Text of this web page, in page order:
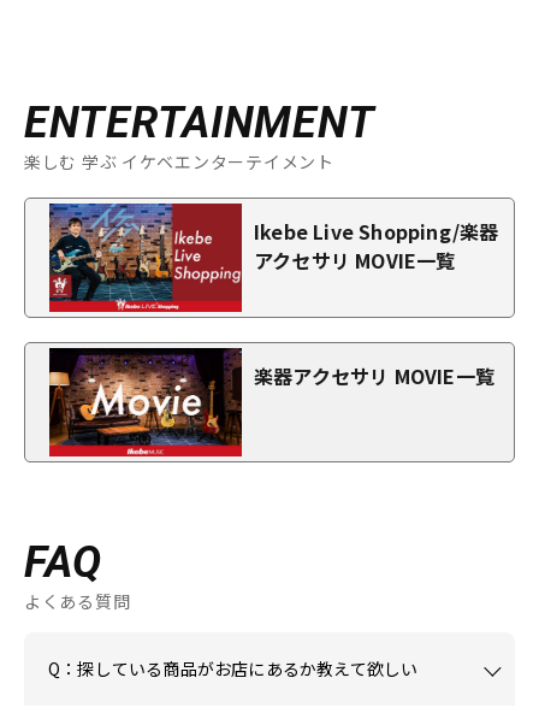
ENTERTAINMENT
楽しむ 学ぶ イケベエンターテイメント
Ikebe Live Shopping/楽器
アクセサリ MOVIE一覧
楽器アクセサリ MOVIE一覧
FAQ
よくある質問
Q：探している商品がお店にあるか教えて欲しい